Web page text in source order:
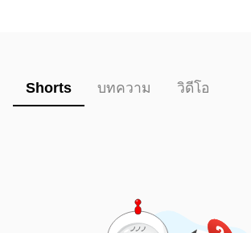
Shorts บทความ วิดีโอ